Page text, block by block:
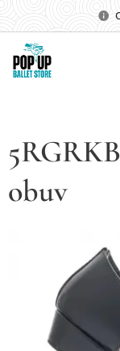
obuv